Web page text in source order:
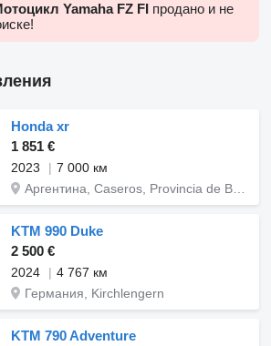
Yamaha FZ FI продано и не
Honda xr
1 851 €
2023
7 000 км
KTM 990 Duke
2 500 €
2024
4 767 км
Германия, Kirchlengern
KTM 790 Adventure